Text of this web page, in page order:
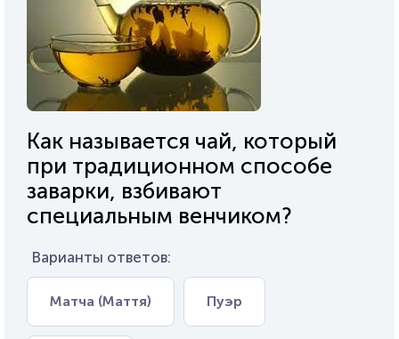
Как называется чай, который
при традиционном способе
заварки, взбивают
специальным венчиком?
Варианты ответов:
Матча (Маття) Пуэр